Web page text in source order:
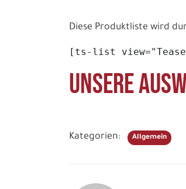
Diese Produktliste wird
[ts-list
Unsere
Kategorien: Allgemein